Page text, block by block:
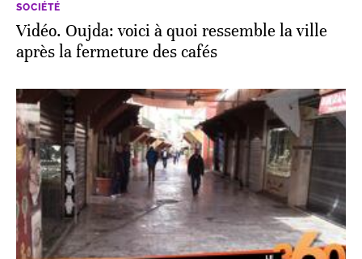
SOCIÉTÉ
Vidéo. Oujda: voici à quoi ressemble la ville
après la fermeture des cafés